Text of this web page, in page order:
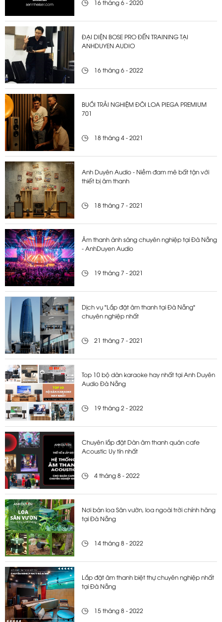
16 tháng 6 - 2020
ĐẠI DIỆN BOSE PRO ĐẾN TRAINING TẠI
ANHDUYEN AUDIO
16 tháng 6 - 2022
BUỔI TRẢI NGHIỆM ĐÔI LOA PIEGA PREMIUM
701
18 tháng 4 - 2021
Anh Duyên Audio - Niềm đam mê bất tận với
thiết bị âm thanh
18 tháng 7 - 2021
Âm thanh ánh sáng chuyên nghiệp tại Đà Nẵng
- AnhDuyen Audio
19 tháng 7 - 2021
Dịch vụ "Lắp đặt âm thanh tại Đà Nẵng"
chuyên nghiệp nhất
21 tháng 7 - 2021
Top 10 bộ dàn karaoke hay nhất tại Anh Duyên
Audio Đà Nẵng
19 tháng 2 - 2022
Chuyên lắp đặt Dàn âm thanh quán cafe
Acoustic Uy tín nhất
4 tháng 8 - 2022
Nơi bán loa Sân vườn, loa ngoài trời chính hãng
tại Đà Nẵng
14 tháng 8 - 2022
Lắp đặt âm thanh biệt thự chuyên nghiệp nhất
tại Đà Nẵng
15 tháng 8 - 2022